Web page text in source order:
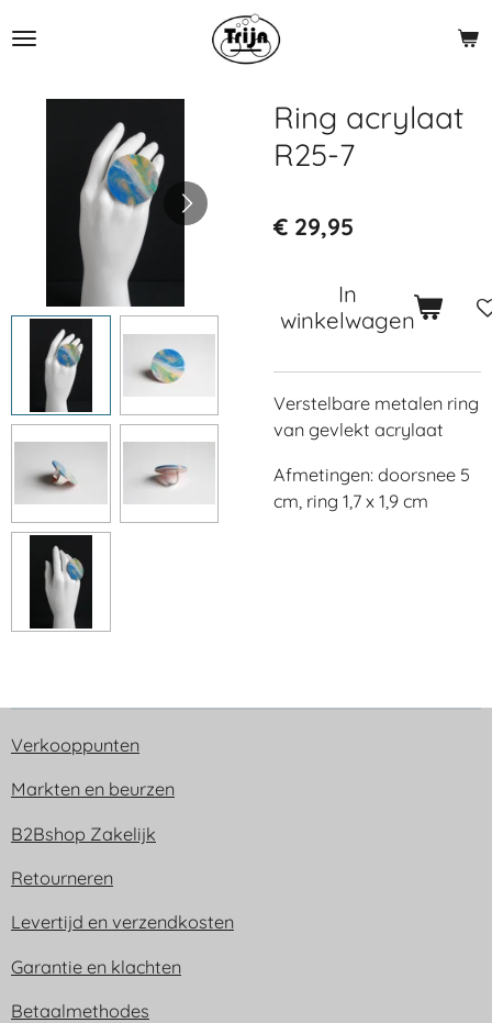
direct
hoofdinhoud
Ring acrylaat
R25-7
€ 29,95
In
winkelwagen
Verstelbare metalen ring
van gevlekt acrylaat
Afmetingen: doorsnee 5
cm, ring 1,7 x 1,9 cm
Verkooppunten
Markten en beurzen
B2Bshop Zakelijk
Retourneren
Levertijd en verzendkosten
Garantie en klachten
Betaalmethodes